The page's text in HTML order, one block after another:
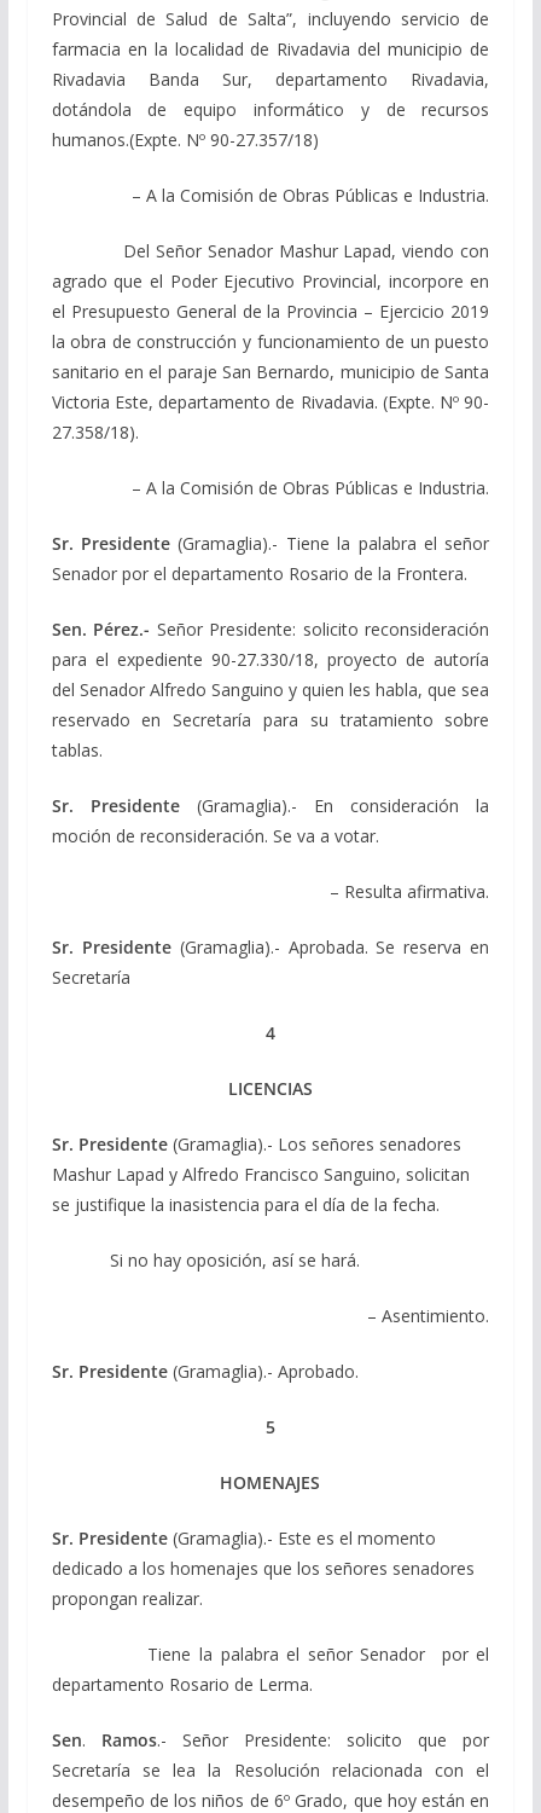
Provincial de Salud de Salta”, incluyendo servicio de
farmacia en la localidad de Rivadavia del municipio de
Rivadavia Banda Sur, departamento Rivadavia,
dotándola de equipo informático y de recursos
humanos.(Expte. Nº 90-27.357/18)
– A la Comisión de Obras Públicas e Industria.
Del Señor Senador Mashur Lapad, viendo con
agrado que el Poder Ejecutivo Provincial, incorpore en
el Presupuesto General de la Provincia – Ejercicio 2019
la obra de construcción y funcionamiento de un puesto
sanitario en el paraje San Bernardo, municipio de Santa
Victoria Este, departamento de Rivadavia. (Expte. Nº 90-
27.358/18).
– A la Comisión de Obras Públicas e Industria.
Sr. Presidente (Gramaglia).- Tiene la palabra el señor
Senador por el departamento Rosario de la Frontera.
Sen. Pérez.- Señor Presidente: solicito reconsideración
para el expediente 90-27.330/18, proyecto de autoría
del Senador Alfredo Sanguino y quien les habla, que sea
reservado en Secretaría para su tratamiento sobre
tablas.
Sr. Presidente(Gramaglia).- En consideración la
moción de reconsideración. Se va a votar.
– Resulta afirmativa.
Sr. Presidente(Gramaglia).- Aprobada. Se reserva en
Secretaría
4
LICENCIAS
Sr. Presidente (Gramaglia).- Los señores senadores
Mashur Lapad y Alfredo Francisco Sanguino, solicitan
se justifique la inasistencia para el día de la fecha.
Si no hay oposición, así se hará.
– Asentimiento.
Sr. Presidente (Gramaglia).- Aprobado.
5
HOMENAJES
Sr. Presidente(Gramaglia).- Este es el momento
dedicado a los homenajes que los señores senadores
propongan realizar.
Tiene la palabra el señor Senador por el
departamento Rosario de Lerma.
Sen. Ramos.- Señor Presidente: solicito que por
Secretaría se lea la Resolución relacionada con el
desempeño de los niños de 6º Grado, que hoy están en